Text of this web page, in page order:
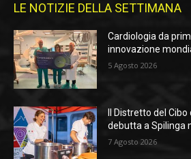
LE NOTIZIE DELLA SETTIMANA
Cardiologia da
innovazione
5 Agosto 2026
Il Distretto del
debutta a Spilinga
7 Agosto 2026